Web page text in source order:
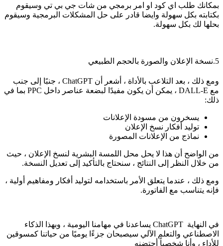
بمكانك طلب اي كود او امر برمجي من شات جي بي تي وسيقوم
بكتابته بكل سهولة وايضا قادر على حل المشكلات البرمجية وسيقوم
بحلها لك بكل سهولة.
5.نسخة الإعلان والصورة بالحجم الطبيعي
ومع ذلك ، بعد التلاعب بالأداة ، أشعر أن ChatGPT ، جنبًا إلى جنب
مع DALL-E ، يمكن أن يكون مفيدًا لبضعة عناصر داخل PPC بما في
ذلك:
يسخرون من مسودة الإعلانات
توليد أفكار نسخ الإعلان
نماذج من الإعلانات المصورة
من الواضح أن هذا لا يحل محل اللمسة البشرية لنسخ الإعلان ، حيث
من خلال النظر إلى النتائج ، سنحتاج بالتأكيد إلى تعديل النسخة.
ومع ذلك ، عندما يتعلق الأمر باستخدامه لتوليد أفكار ومفاهيم أولية ،
فإنه يتناسب مع الفاتورة.
في النهاية ChatGPT يساعدنا في مهامنا اليومية ، وبهذا الذكاء
الاصطناعي والتعلم الآلي سيصبحان جزءًا يوميًا من حياتنا كمسوقين
للأداء ، وأنا شخصياً أحتضنه